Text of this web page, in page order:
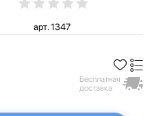
арт. 1347
Бесплатная
доставка